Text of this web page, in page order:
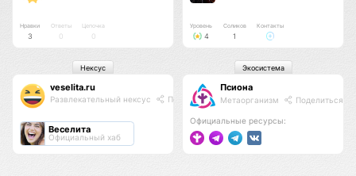
Нравки
3
Ответы
0
Цепочка
0
Уровень
4
Соликов
1
Контакты
veselita.ru
Развлекательный нексус Поделиться
Веселита
Официальный хаб
Нексус
Псиона
Метаорганизм Поделиться
Официальные ресурсы:
Экосистема